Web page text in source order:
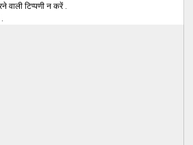
टिप्पणी न करें .